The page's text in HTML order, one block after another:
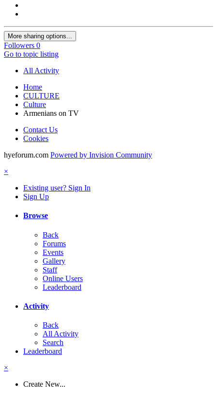
More sharing options...
Followers 0
Go to topic listing
All Activity
Home
CULTURE
Culture
Armenians on TV
Contact Us
Cookies
hyeforum.com Powered by Invision Community
×
Existing user? Sign In
Sign Up
Browse
Back
Forums
Events
Gallery
Staff
Online Users
Leaderboard
Activity
Back
All Activity
Search
Leaderboard
×
Create New...